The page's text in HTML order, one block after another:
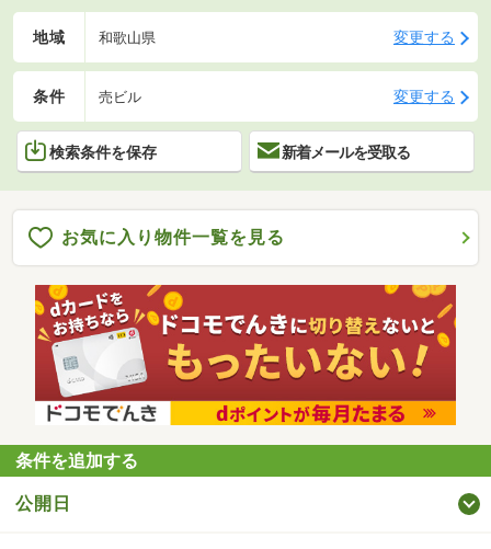
地域 和歌山県 変更する
条件 売ビル 変更する
検索条件を保存 新着メールを受取る
お気に入り物件一覧を見る
条件を追加する
公開日